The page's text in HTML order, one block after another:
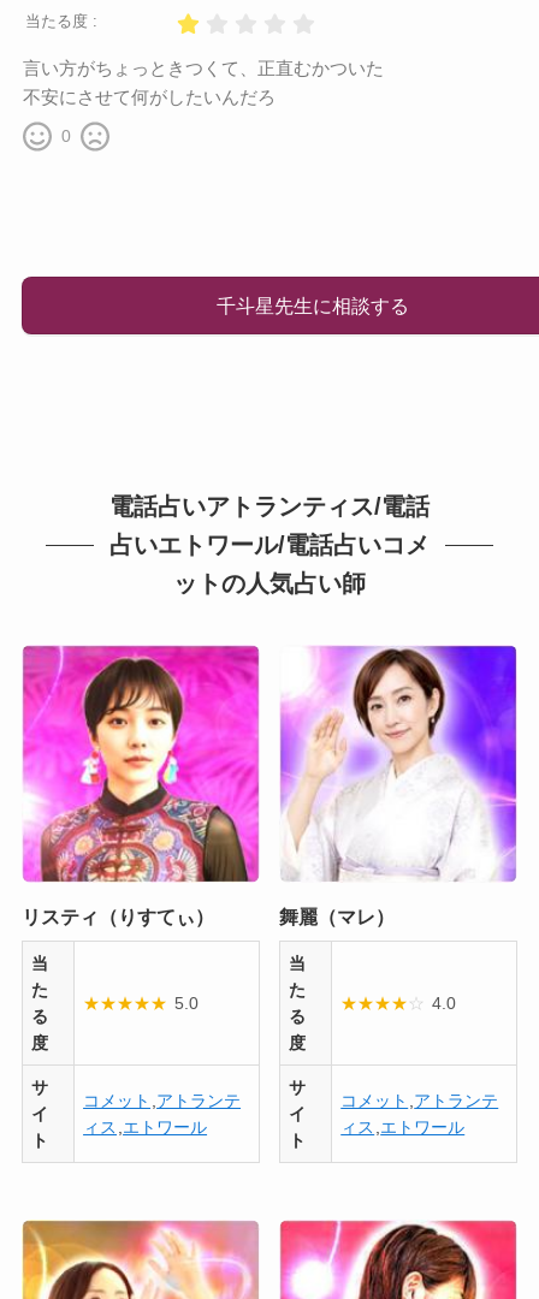
当たる度 :
言い方がちょっときつくて、正直むかついた
不安にさせて何がしたいんだろ
0
千斗星先生に相談する
電話占いアトランティス/電話
占いエトワール/電話占いコメ
ットの人気占い師
リスティ（りすてぃ）
当
た
る
度
★★★★★ 5.0
サ
イ
ト
コメット アトランテ
ィス エトワール
舞麗（マレ）
当
た
る
度
★★★★☆ 4.0
サ
イ
ト
コメット アトランテ
ィス エトワール